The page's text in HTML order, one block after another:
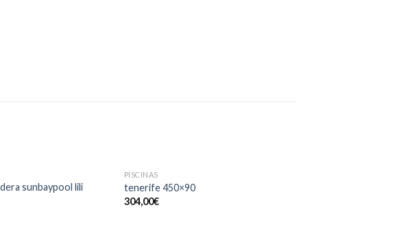
sunbaypool lili
PISCINAS
tenerife 450×90
304,00€